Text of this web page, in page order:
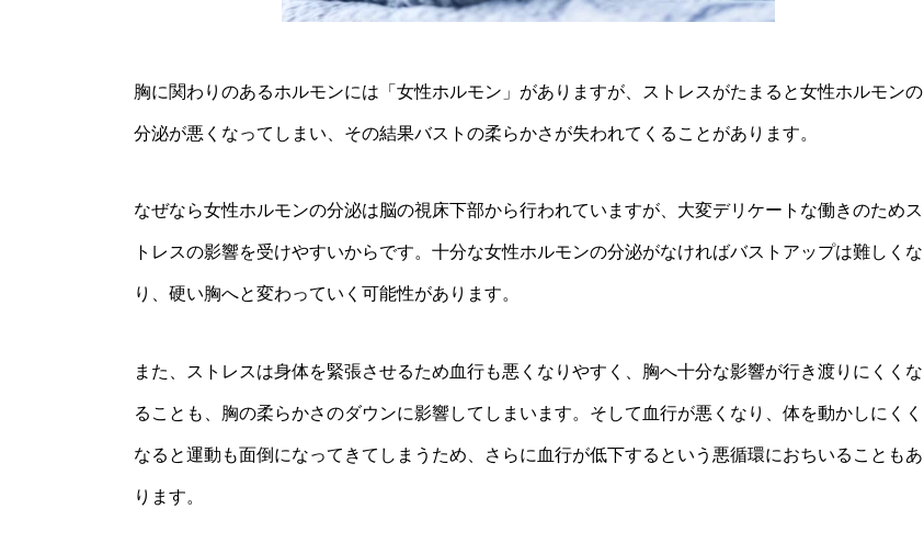
胸に関わりのあるホルモンには「女性ホルモン」がありますが、ストレスがたまると女性ホルモンの
分泌が悪くなってしまい、その結果バストの柔らかさが失われてくることがあります。
なぜなら女性ホルモンの分泌は脳の視床下部から行われていますが、大変デリケートな働きのためス
トレスの影響を受けやすいからです。十分な女性ホルモンの分泌がなければバストアップは難しくな
り、硬い胸へと変わっていく可能性があります。
また、ストレスは身体を緊張させるため血行も悪くなりやすく、胸へ十分な影響が行き渡りにくくな
ることも、胸の柔らかさのダウンに影響してしまいます。そして血行が悪くなり、体を動かしにくく
なると運動も面倒になってきてしまうため、さらに血行が低下するという悪循環におちいることもあ
ります。